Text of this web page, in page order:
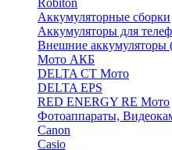
Robiton
Аккумуляторные сборки
Аккумуляторы для
Внешние
Мото АКБ
DELTA CT Мото
DELTA EPS
RED ENERGY RE Мото
Фотоаппараты,
Canon
Casio